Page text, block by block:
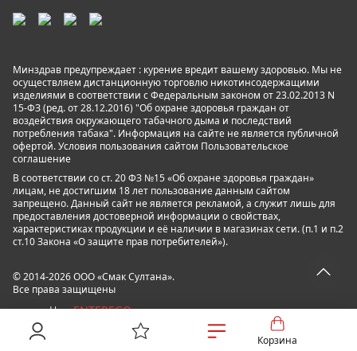
Корзина
Минздрав предупреждает : курение вредит вашему здоровью. Мы не
осуществляем дистанционную торговлю никотинсодержащими
изделиями в соответствии с Федеральным законом от 23.02.2013 N
15-ФЗ (ред. от 28.12.2016) "Об охране здоровья граждан от
воздействия окружающего табачного дыма и последствий
потребления табака". Информация на сайте не является публичной
офертой. Условия пользования сайтом Пользовательское
соглашение
В соответствии со ст. 20 ФЗ №15 «Об охране здоровья граждан»
лицам, не достигшим 18 лет пользование данным сайтом
запрещено. Данный сайт не является рекламой, а служит лишь для
предоставления достоверной информации о свойствах,
характеристиках продукции и её наличии в магазинах сети. (п.1 и п.2
ст.10 Закона «О защите прав потребителей»).
© 2014-2026 ООО «Смак Султана».
Все права защищены
powered by ENTEREGO